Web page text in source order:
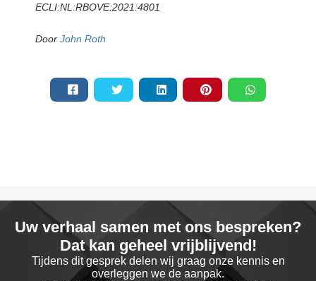
ECLI:NL:RBOVE:2021:4801
Door John Roth
Uw verhaal samen met ons bespreken?
Dat kan geheel vrijblijvend!
Tijdens dit gesprek delen wij graag onze kennis en
overleggen we de aanpak.